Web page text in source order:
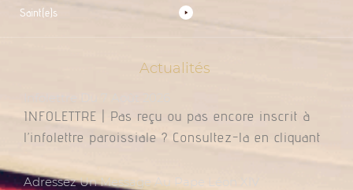
Saint(e)s
Actualités
INFOLETTRE | Pas reçu ou pas encore inscrit à
l’infolettre paroissiale ? Consultez-la en cliquant
Adressez Un Message Au Pape Léon XIV